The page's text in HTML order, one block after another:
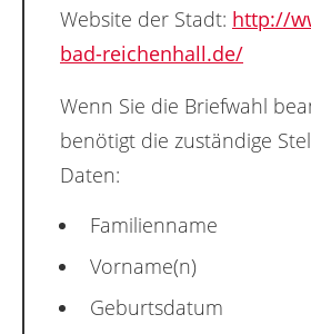
Website der Stadt: http://
bad-reichenhall.de/
Wenn Sie die Briefwahl
benötigt die zuständige
Daten:
Familienname
Vorname(n)
Geburtsdatum